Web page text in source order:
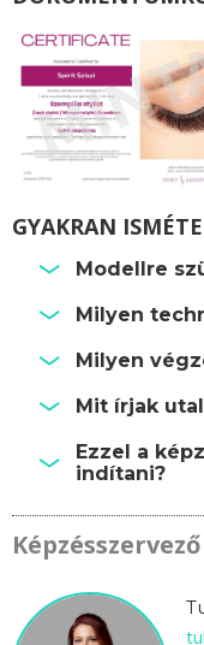
GYAKRAN
Modellre
Milyen
Milyen
Mit írjak
Ezzel a
indítani?
Képzésszervező